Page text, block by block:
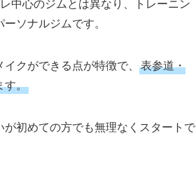
ソナルジムです。
クができる点が特徴で、 表参道・
す。
初めての方でも無理なくスタートで